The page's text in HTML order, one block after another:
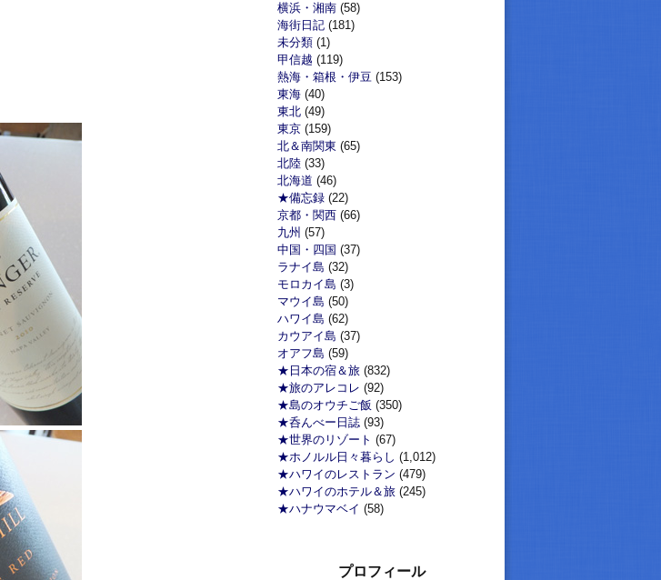
横浜・湘南 (58)
海街日記 (181)
未分類 (1)
甲信越 (119)
熱海・箱根・伊豆 (153)
東海 (40)
東北 (49)
東京 (159)
北＆南関東 (65)
北陸 (33)
北海道 (46)
★備忘録 (22)
京都・関西 (66)
九州 (57)
中国・四国 (37)
ラナイ島 (32)
モロカイ島 (3)
マウイ島 (50)
ハワイ島 (62)
カウアイ島 (37)
オアフ島 (59)
★日本の宿＆旅 (832)
★旅のアレコレ (92)
★島のオウチご飯 (350)
★呑んべー日誌 (93)
★世界のリゾート (67)
★ホノルル日々暮らし (1,012)
★ハワイのレストラン (479)
★ハワイのホテル＆旅 (245)
★ハナウマベイ (58)
プロフィール